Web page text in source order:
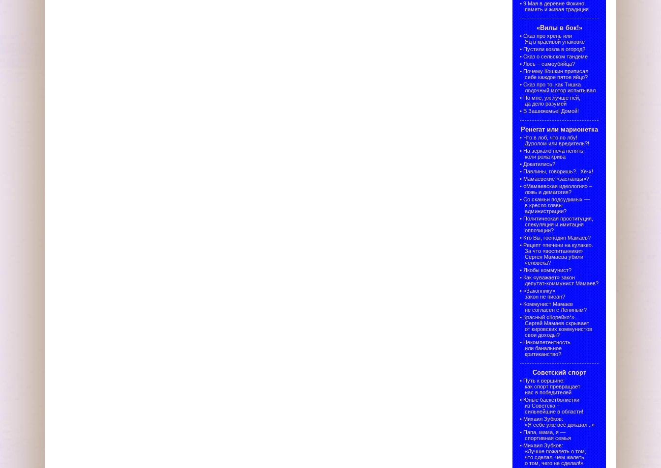
• 9 Мая в деревне Фокино:
память и живая традиция
«Вилы в бок!»
• Сказ про хрень или
Яд в красивой упаковке
• Пустили козла в огород?
• Сказ о сельском тандеме
• Лось – самоубийца?
• Почему Кошкин приписал
себе каждое пятое яйцо?
• Сказ про то, как Тишка
лодочный мотор испытывал
• По мне, уж лучше пей,
да дело разумей
• В Зашижемье! Домой!
Ренегат или марионетка
• Что в лоб, что по лбу!
Дуролом или вредитель?!
• На зеркало неча пенять,
коли рожа крива
• Докатились?
• Павлины, говоришь?.. Хе-х!
• Мамаевские «засланцы»?
• «Мамаевская идеология» –
ложь и демагогия?
• Со скамьи подсудимых —
в кресло главы
администрации?
• Политическая проституция,
спекуляция и имитация
оппозиции?
• Кто Вы, господин Мамаев?
• Рецепт «печени на кулаке».
За что «воспитанники»
Сергея Мамаева убили
человека?
• Якобы коммунист?
• Как «уважает» закон
депутат-коммунист Мамаев?
• «Законнику»
закон не писан?
• Коммунист Мамаев
не согласен с Лениным?
• Красный «Корейко*».
Сергей Мамаев скрывает
от кировских коммунистов
свои доходы?
• Некомпетентность
или банальное
критиканство?
Советский спорт
• Путь к вершине:
как спорт превращает
нас в победителей
• Юные баскетболистки
из Советска –
сильнейшие в области!
• Михаил Зубков:
«Я себе уже всё доказал...»
• Папа, мама, я —
спортивная семья
• Михаил Зубков:
«Лучше пожалеть о том,
что сделал, чем жалеть
о том, чего не сделал!»